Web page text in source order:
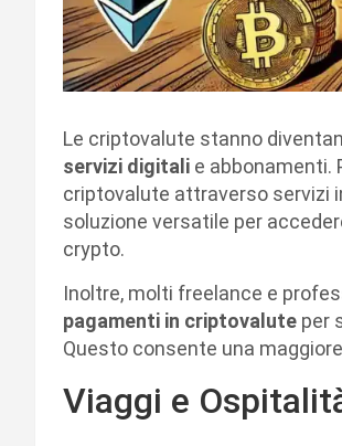
Le criptovalute stanno
servizi digitali e abbonamenti.
criptovalute attraverso servizi
soluzione versatile per
crypto.
Inoltre, molti freelance e
pagamenti in criptovalute per
Questo consente una
Viaggi e